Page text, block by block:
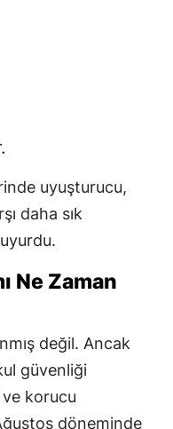
uyuşturucu,
daha sık
Ne Zaman
değil. Ancak
güvenliği
korucu
döneminde